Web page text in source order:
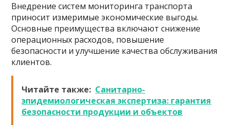
Внедрение систем мониторинга транспорта
приносит измеримые экономические выгоды.
Основные преимущества включают снижение
операционных расходов, повышение
безопасности и улучшение качества обслуживания
клиентов.
Читайте также: Санитарно-
эпидемиологическая экспертиза: гарантия
безопасности продукции и объектов